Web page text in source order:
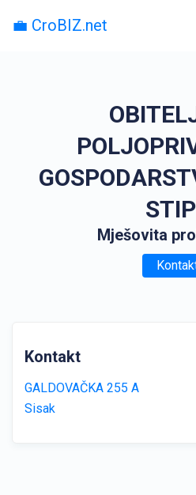
💼 CroBIZ.net
Mješovita
Kontakt
GALDOVAČKA 255 A
Sisak